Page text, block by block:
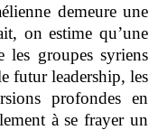
demeure une
on estime qu’une
les groupes syriens
futur leadership, les
profondes en
à se frayer un